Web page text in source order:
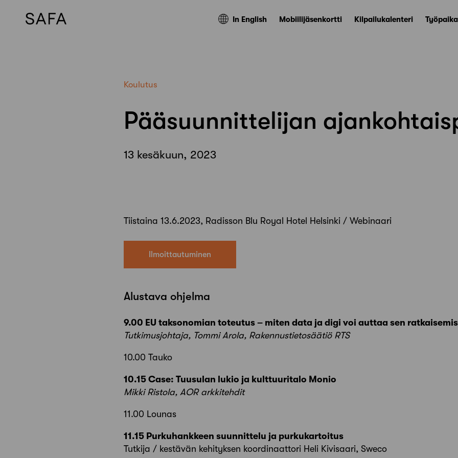
In English Mobiilijäsenkortti Kilpailukalenteri
Koulutus
Pääsuunnittelijan
13 kesäkuun, 2023
Tiistaina 13.6.2023, Radisson Blu Royal Hotel Helsinki / Webinaari
Ilmoittautuminen
Alustava ohjelma
9.00 EU taksonomian toteutus – miten data ja digi voi auttaa sen
Tutkimusjohtaja, Tommi Arola, Rakennustietosäätiö RTS
10.00 Tauko
10.15 Case: Tuusulan lukio ja kulttuuritalo Monio
Mikki Ristola, AOR arkkitehdit
11.00 Lounas
11.15 Purkuhankkeen suunnittelu ja purkukartoitus
Tutkija / kestävän kehityksen koordinaattori Heli Kivisaari, Sweco